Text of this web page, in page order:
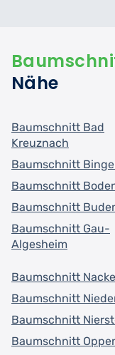
Nähe
Baumschnitt Bad
Kreuznach
Baumschnitt
Baumschnitt
Baumschnitt
Baumschnitt Gau-
Algesheim
Baumschnitt
Baumschnitt
Baumschnitt
Baumschnitt